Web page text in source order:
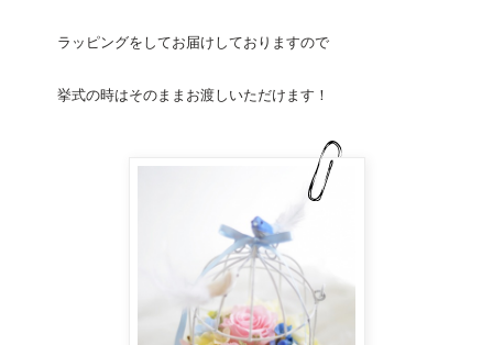
ラッピングをしてお届けしておりますので
挙式の時はそのままお渡しいただけます！